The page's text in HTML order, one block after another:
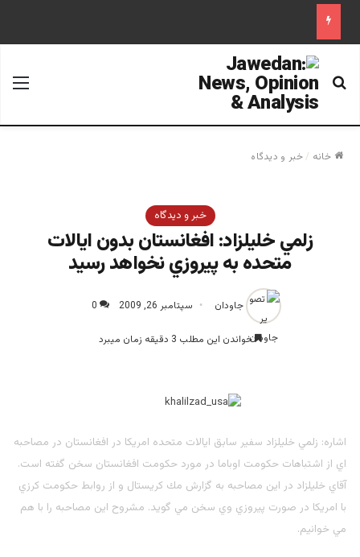
جستجو برای
خانه /خبر و دیدگاه
خبر و دیدگاه
زلمي خليلزاد: افغانستان بدون ايالات
متحده به پيروزي نخواهد رسيد
جاودان سپتامبر 26, 2009 0
خواندن این مطلب 3 دقیقه زمان میبرد
اشاره: زلمي خليلزاد سفير سابق ايالات متحده امريكا در افغانستان در مصاحبه
اي از اشتباهات حكومت اوباما در مورد حكومت افغانستان سخن گفته است.
آقاي خليلزاد در اين مصاحبه به گزارش مك كريستال و از روابط حكومت كرزي
با امريكا در صورت پيروزي وي سخن مي گويد. مشروح اين مصاحبه را با هم
مي خوانيم.